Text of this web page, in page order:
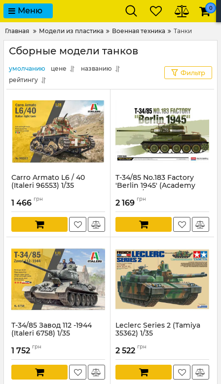
Меню 0
Главная Модели из пластика Военная техника Танки
Сборные модели танков
умолчанию цене
названию
рейтингу
Фильтр
Carro Armato L6 / 40
(Italeri 96553) 1/35
1 466 грн
Т-34/85 No.183 Factory
'Berlin 1945' (Academy
13295) 1/35
Артикул: AC13295
2 169 грн
Т-34/85 Завод 112 -1944
(Italeri 6758) 1/35
1 752 грн
Leclerc Series 2 (Tamiya
35362) 1/35
2 522 грн